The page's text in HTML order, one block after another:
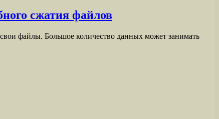
сжатия файлов
файлы. Большое количество данных может занимать